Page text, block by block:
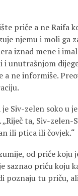
priče a ne Raifa
njemu i moli ga
iznad mene i
unutrašnjom
ne informiše.
Siv-zelen soko u
ta, Siv-
ili ptica ili čovjek.“
od priče koju
priču koju
poznaju tu priču,